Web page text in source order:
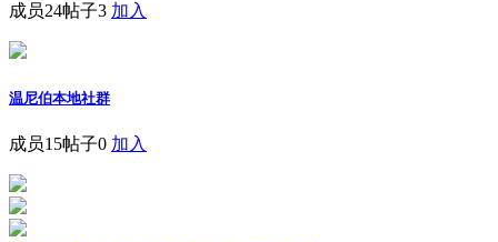
成员24帖子3 加入
温尼伯本地社群
成员15帖子0 加入